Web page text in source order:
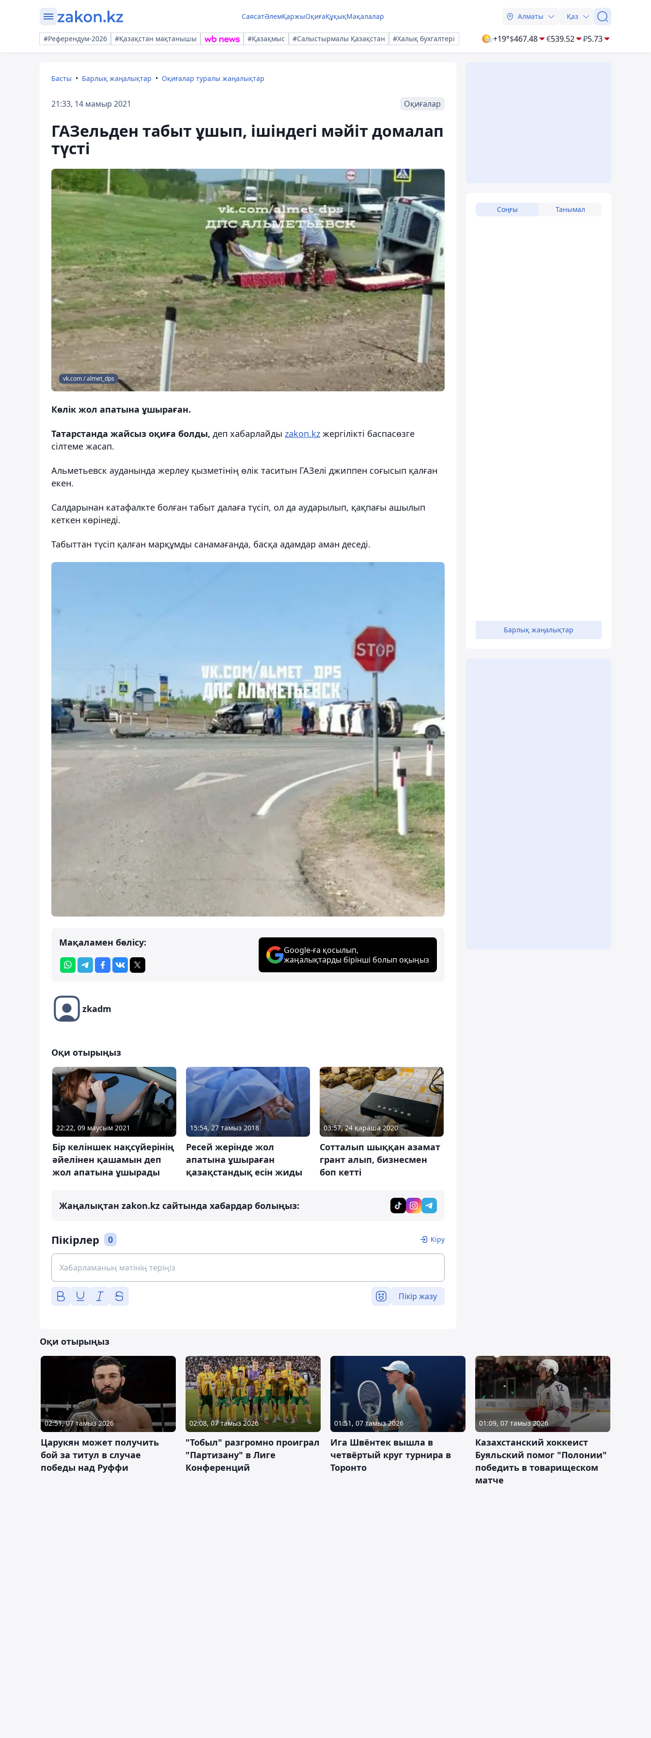
СаясатӘлемҚаржыОқиғаҚұқықМақалалар Алматы Қаз
#Референдум-2026 #Қазақстан мақтанышы #Қазақмыс #Салыстырмалы Қазақстан #Халық бухгалтері +19°$467.48 €539.52 ₽5.73
Басты Барлық жаңалықтар Оқиғалар туралы жаңалықтар
21:33, 14 мамыр 2021 Оқиғалар
ГАЗельден табыт ұшып, ішіндегі мәйіт домалап
түсті
vk.com / almet_dps
Көлік жол апатына ұшыраған.
Татарстанда жайсыз оқиға болды, деп хабарлайды zakon.kz жергілікті баспасөзге
сілтеме жасап.
Альметьевск ауданында жерлеу қызметінің өлік таситын ГАЗелі джиппен соғысып қалған
екен.
Салдарынан катафалкте болған табыт далаға түсіп, ол да аударылып, қақпағы ашылып
кеткен көрінеді.
Табыттан түсіп қалған марқұмды санамағанда, басқа адамдар аман деседі.
Мақаламен бөлісу:
Google-ға қосылып,
жаңалықтарды бірінші болып оқыңыз
zkadm
Оқи отырыңыз
22:22, 09 маусым 2021
Бір келіншек нақсүйерінің
әйелінен қашамын деп
жол апатына ұшырады
15:54, 27 тамыз 2018
Ресей жерінде жол
апатына ұшыраған
қазақстандық есін жиды
03:57, 24 қараша 2020
Сотталып шыққан азамат
грант алып, бизнесмен
боп кетті
Жаңалықтан zakon.kz сайтында хабардар болыңыз:
Пікірлер 0 Кіру
Пікір жазу
Соңғы Танымал
Барлық жаңалықтар
Оқи отырыңыз
02:51, 07 тамыз 2026
Царукян может получить
бой за титул в случае
победы над Руффи
02:08, 07 тамыз 2026
"Тобыл" разгромно проиграл
"Партизану" в Лиге
Конференций
01:51, 07 тамыз 2026
Ига Швёнтек вышла в
четвёртый круг турнира в
Торонто
01:09, 07 тамыз 2026
Казахстанский хоккеист
Буяльский помог "Полонии"
победить в товарищеском
матче